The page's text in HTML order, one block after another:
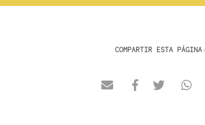
COMPARTIR ESTA PÁGINA: